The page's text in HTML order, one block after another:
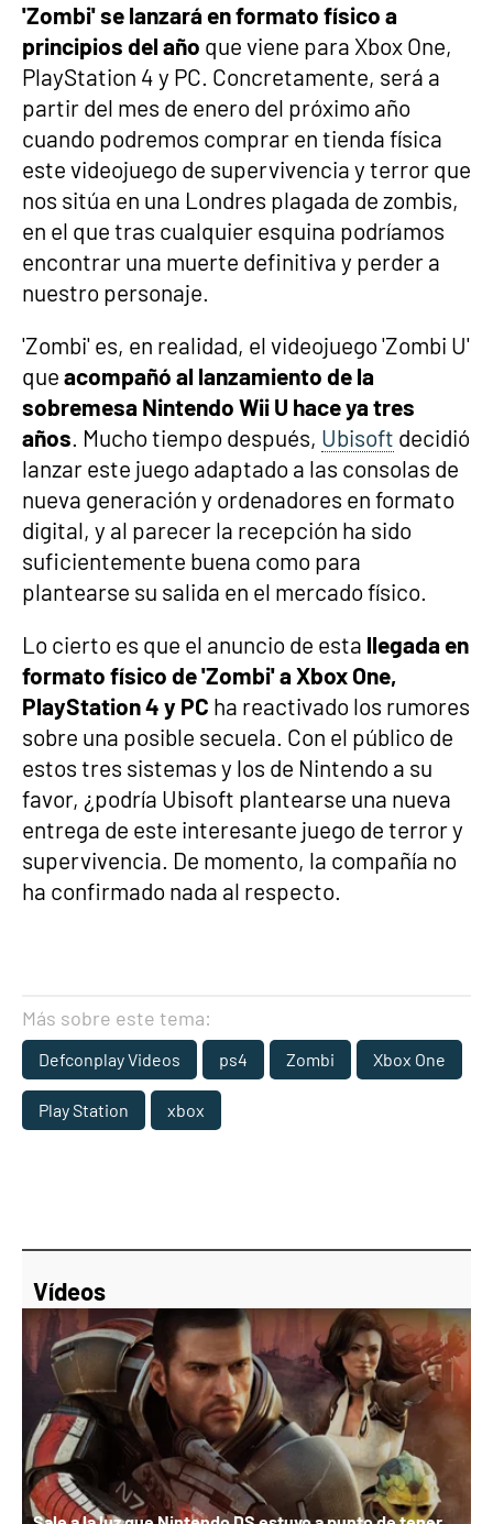
'Zombi' se lanzará en formato físico a
principios del año que viene para Xbox One,
PlayStation 4 y PC. Concretamente, será a
partir del mes de enero del próximo año
cuando podremos comprar en tienda física
este videojuego de supervivencia y terror que
nos sitúa en una Londres plagada de zombis,
en el que tras cualquier esquina podríamos
encontrar una muerte definitiva y perder a
nuestro personaje.
'Zombi' es, en realidad, el videojuego 'Zombi U'
que acompañó al lanzamiento de la
sobremesa Nintendo Wii U hace ya tres
años. Mucho tiempo después, Ubisoft decidió
lanzar este juego adaptado a las consolas de
nueva generación y ordenadores en formato
digital, y al parecer la recepción ha sido
suficientemente buena como para
plantearse su salida en el mercado físico.
Lo cierto es que el anuncio de esta llegada en
formato físico de 'Zombi' a Xbox One,
PlayStation 4 y PC ha reactivado los rumores
sobre una posible secuela. Con el público de
estos tres sistemas y los de Nintendo a su
favor, ¿podría Ubisoft plantearse una nueva
entrega de este interesante juego de terror y
supervivencia. De momento, la compañía no
ha confirmado nada al respecto.
Más sobre este tema:
Defconplay Videos ps4 Zombi Xbox One
Play Station xbox
Vídeos